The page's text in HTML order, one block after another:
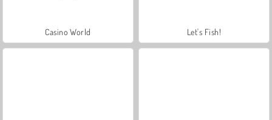
Casino World Let's Fish!